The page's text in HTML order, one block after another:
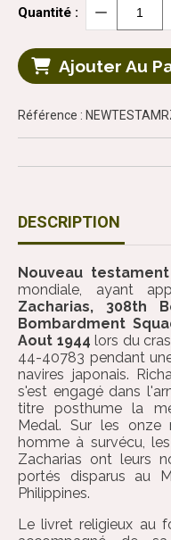
Quantité :
Ajouter Au
Référence :
DESCRIPTION
Nouveau testament
mondiale, ayant
Zacharias, 308th
Bombardment
Aout 1944 lors du
44-40783 pendant
navires japonais.
s'est engagé dans
titre posthume la
Medal. Sur les onze
homme à survécu,
Zacharias ont leurs
portés disparus au
Philippines.
Le livret religieux au